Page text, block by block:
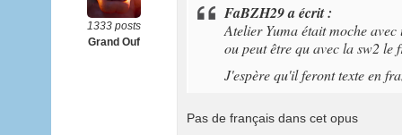
1333 posts
Grand Ouf
FaBZH29 a écrit :
Atelier Yuma était moche
ou peut être qu avec la sw2 le
J'espère qu'il feront texte en
Pas de français dans cet opus